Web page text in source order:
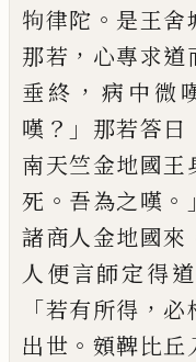
𤘽律陀 。 是王舍
那若 ， 心專求道
垂終 ， 病中微
嘆 ？」 那若答曰
南天竺金地國王
死 。 吾為之嘆 。」
諸商人金地國來
人便言師定得道
「若有所得 ， 必
出世 。 頞鞞比丘